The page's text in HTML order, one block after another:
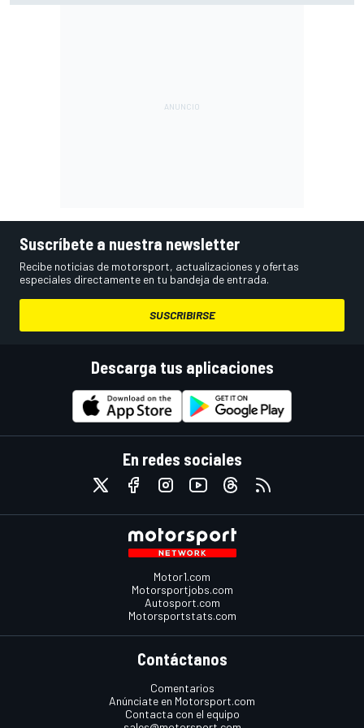
Suscríbete a nuestra newsletter
Recibe noticias de motorsport, actualizaciones y ofertas
especiales directamente en tu bandeja de entrada.
SUSCRIBIRSE
Descarga tus aplicaciones
En redes sociales
Motor1.com
Motorsportjobs.com
Autosport.com
Motorsportstats.com
Contáctanos
Comentarios
Anúnciate en Motorsport.com
Contacta con el equipo